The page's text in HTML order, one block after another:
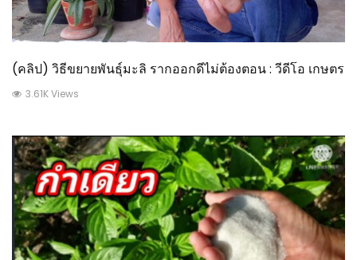
(คลิป) วิธีขยายพันธุ์มะลิ รากออกดีไม่ต้องตอน : วีดีโอ เกษตร
3.61K Views